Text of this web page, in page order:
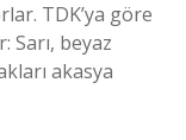
TDK’ya göre
Sarı, beyaz
akasya